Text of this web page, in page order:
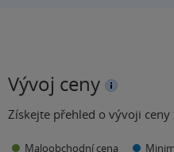
Vývoj ceny
Získejte přehled o vývoji ceny
Maloobchodní cena